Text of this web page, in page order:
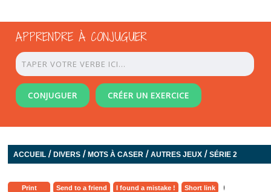
APPRENDRE À CONJUGUER
CONJUGUER CRÉER UN EXERCICE
ACCUEIL/ DIVERS/ MOTS À CASER / AUTRES JEUX/ SÉRIE 2
Print Send to a friend I found a mistake ! Short link